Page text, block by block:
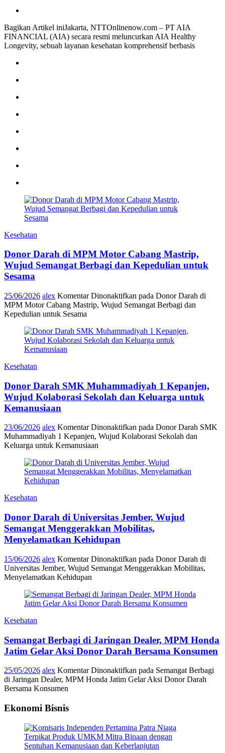
Bagikan Artikel iniJakarta, NTTOnlinenow.com – PT AIA
FINANCIAL (AIA) secara resmi meluncurkan AIA Healthy
Longevity, sebuah layanan kesehatan komprehensif berbasis
Kesehatan
Donor Darah di MPM Motor Cabang Mastrip,
Wujud Semangat Berbagi dan Kepedulian untuk
Sesama
25/06/2026 alex Komentar Dinonaktifkan pada Donor Darah di
MPM Motor Cabang Mastrip, Wujud Semangat Berbagi dan
Kepedulian untuk Sesama
Kesehatan
Donor Darah SMK Muhammadiyah 1 Kepanjen,
Wujud Kolaborasi Sekolah dan Keluarga untuk
Kemanusiaan
23/06/2026 alex Komentar Dinonaktifkan pada Donor Darah SMK
Muhammadiyah 1 Kepanjen, Wujud Kolaborasi Sekolah dan
Keluarga untuk Kemanusiaan
Kesehatan
Donor Darah di Universitas Jember, Wujud
Semangat Menggerakkan Mobilitas,
Menyelamatkan Kehidupan
15/06/2026 alex Komentar Dinonaktifkan pada Donor Darah di
Universitas Jember, Wujud Semangat Menggerakkan Mobilitas,
Menyelamatkan Kehidupan
Kesehatan
Semangat Berbagi di Jaringan Dealer, MPM Honda
Jatim Gelar Aksi Donor Darah Bersama Konsumen
25/05/2026 alex Komentar Dinonaktifkan pada Semangat Berbagi
di Jaringan Dealer, MPM Honda Jatim Gelar Aksi Donor Darah
Bersama Konsumen
Ekonomi Bisnis